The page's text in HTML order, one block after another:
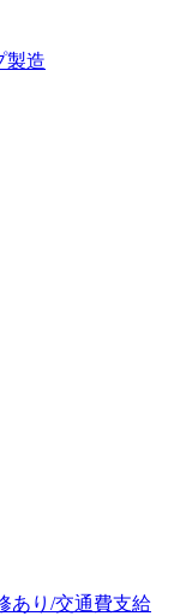
製造
あり/交通費支給